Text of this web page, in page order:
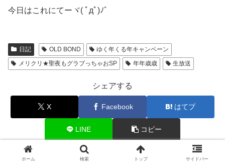
今日はこれにてーヾ( ﾟдﾟ)ﾉ゛
日記 OLD BOND
ゆく年くる年キャンペーン
メリクリ★聖夜もグラブっちゃおSP
年年歳歳 生放送
シェアする
X Facebook はてブ
LINE コピー
ホーム 検索 トップ サイドバー